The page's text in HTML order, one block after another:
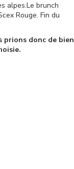
alpes.Le brunch
Rouge. Fin du
prions donc de bien